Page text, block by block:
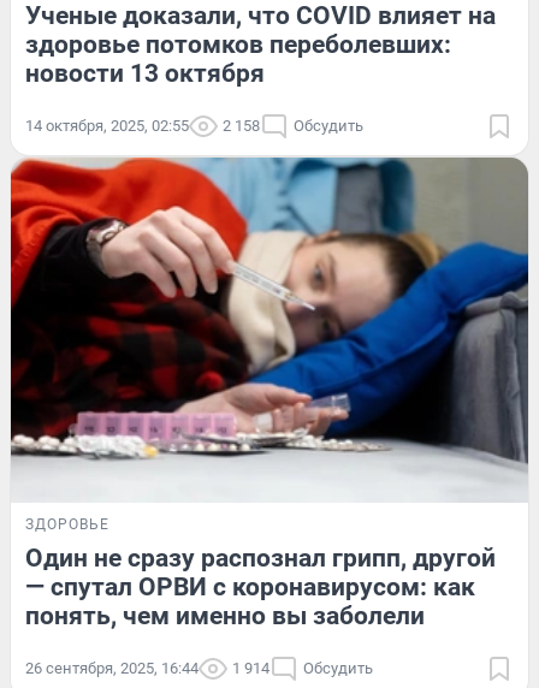
Ученые доказали, что COVID влияет на
здоровье потомков переболевших:
новости 13 октября
14 октября, 2025, 02:55 2 158 Обсудить
ЗДОРОВЬЕ
Один не сразу распознал грипп, другой
— спутал ОРВИ с коронавирусом: как
понять, чем именно вы заболели
26 сентября, 2025, 16:44 1 914 Обсудить